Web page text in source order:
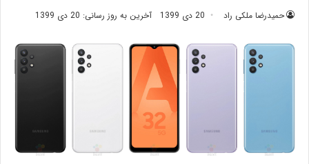
حمیدرضا ملکی راد 20 دی 1399 آخرین به روز رسانی: 20 دی 1399